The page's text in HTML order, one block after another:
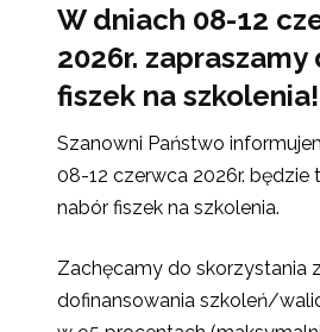
W dniach 08-12
2026r.
fiszek na szkolenia!
Szanowni Państwo
08-12 czerwca 2026r. będzie
nabór fiszek na szkolenia.
Zachęcamy do skorzystania
dofinansowania szkoleń/